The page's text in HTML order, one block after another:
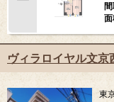
ヴィラロイヤル文京
東